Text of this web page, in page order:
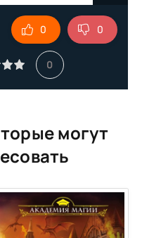
0
0 0
могут